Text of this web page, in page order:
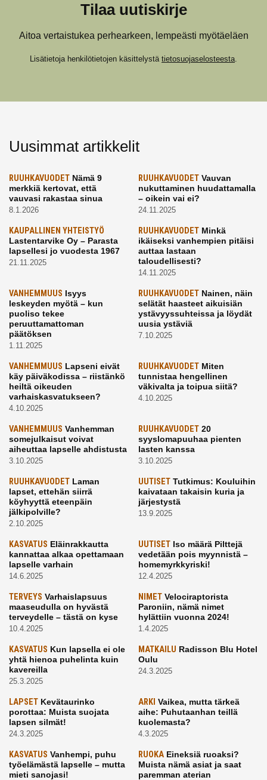
Tilaa uutiskirje
Aitoa vertaistukea perhearkeen, lempeästi myötäeläen
Lisätietoja henkilötietojen käsittelystä tietosuojaselosteesta
Uusimmat artikkelit
RUUHKAVUODET Nämä 9
merkkiä kertovat, että
vauvasi rakastaa sinua
8.1.2026
RUUHKAVUODETVauvan
nukuttaminen huudattamalla
– oikein vai ei?
24.11.2025
KAUPALLINEN YHTEISTYÖ
Lastentarvike Oy – Parasta
lapsellesi jo vuodesta 1967
21.11.2025
RUUHKAVUODETMinkä
ikäiseksi vanhempien pitäisi
auttaa lastaan
taloudellisesti?
14.11.2025
VANHEMMUUS Isyys
leskeyden myötä – kun
puoliso tekee
peruuttamattoman
päätöksen
1.11.2025
RUUHKAVUODETNainen, näin
selätät haasteet aikuisiän
ystävyyssuhteissa ja löydät
uusia ystäviä
7.10.2025
VANHEMMUUS Lapseni eivät
käy päiväkodissa – riistänkö
heiltä oikeuden
varhaiskasvatukseen?
4.10.2025
RUUHKAVUODETMiten
tunnistaa hengellinen
väkivalta ja toipua siitä?
4.10.2025
VANHEMMUUS Vanhemman
somejulkaisut voivat
aiheuttaa lapselle ahdistusta
3.10.2025
RUUHKAVUODET20
syyslomapuuhaa pienten
lasten kanssa
3.10.2025
RUUHKAVUODET Laman
lapset, ettehän siirrä
köyhyyttä eteenpäin
jälkipolville?
2.10.2025
UUTISETTutkimus: Kouluihin
kaivataan takaisin kuria ja
järjestystä
13.9.2025
KASVATUS Eläinrakkautta
kannattaa alkaa opettamaan
lapselle varhain
14.6.2025
UUTISETIso määrä Pilttejä
vedetään pois myynnistä –
homemyrkkyriski!
12.4.2025
TERVEYS Varhaislapsuus
maaseudulla on hyvästä
terveydelle – tästä on kyse
10.4.2025
NIMETVelociraptorista
Paroniin, nämä nimet
hylättiin vuonna 2024!
1.4.2025
KASVATUS Kun lapsella ei ole
yhtä hienoa puhelinta kuin
kavereilla
25.3.2025
MATKAILU Radisson Blu Hotel
Oulu
24.3.2025
LAPSET Kevätaurinko
porottaa: Muista suojata
lapsen silmät!
24.3.2025
ARKI Vaikea, mutta tärkeä
aihe: Puhutaanhan teillä
kuolemasta?
4.3.2025
KASVATUS Vanhempi, puhu
työelämästä lapselle – mutta
mieti sanojasi!
RUOKAEineksiä ruoaksi?
Muista nämä asiat ja saat
paremman aterian